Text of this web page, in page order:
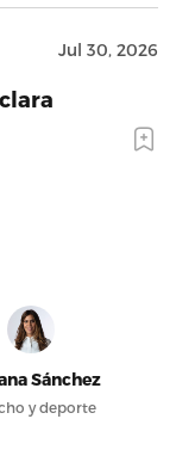
Jul 30, 2026
Sánchez
y deporte